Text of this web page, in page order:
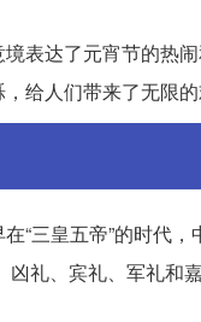
表达了元宵节的热
给人们带来了无限的
“三皇五帝”的时代
凶礼、宾礼、军礼